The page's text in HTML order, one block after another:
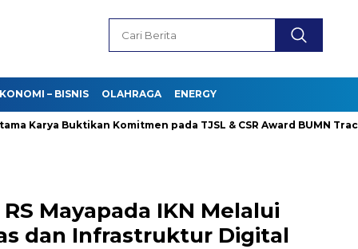
– BISNIS OLAHRAGA ENERGY
Buktikan Komitmen pada TJSL & CSR Award BUMN Track 2026
Mayapada IKN Melalui
dan Infrastruktur Digital